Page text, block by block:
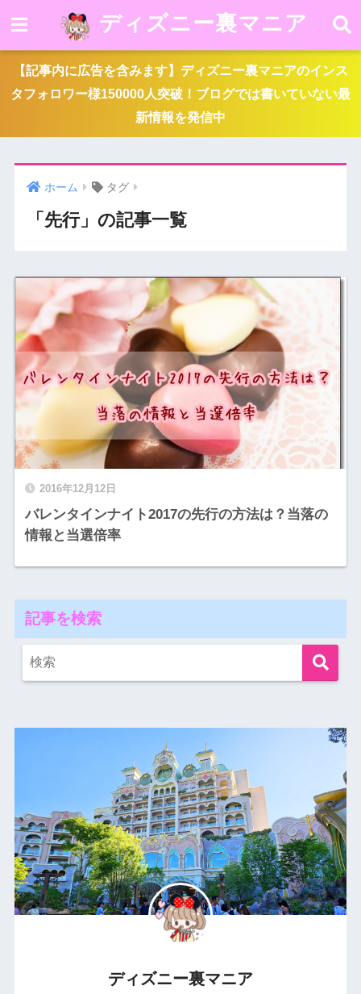
ディズニー裏マニア
【記事内に広告を含みます】ディズニー裏マニアのインス
タフォロワー様150000人突破！ブログでは書いていない最
新情報を発信中
ホーム タグ
「先行」の記事一覧
2016年12月12日
バレンタインナイト2017の先行の方法は？当落の
情報と当選倍率
記事を検索
ディズニー裏マニア